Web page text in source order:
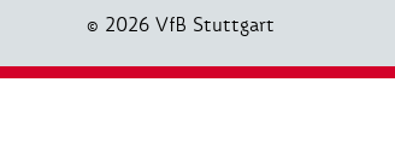
© 2026 VfB Stuttgart